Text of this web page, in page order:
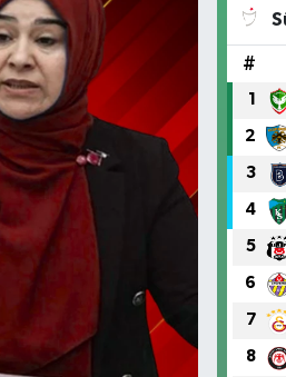
#
1
2
3
4
5
6
7
8